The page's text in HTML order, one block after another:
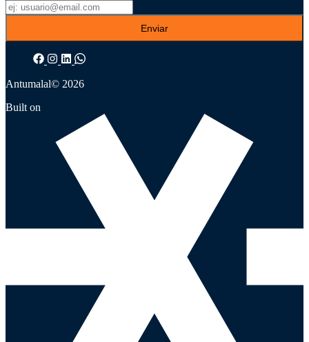
Enviar
Antumalal© 2026
Built on